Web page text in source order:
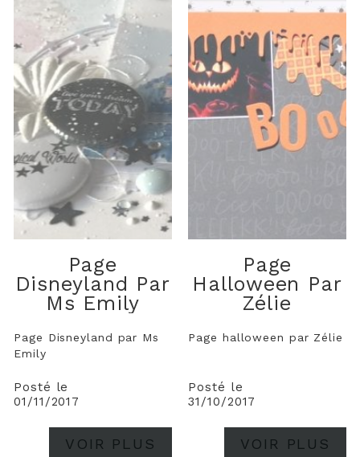
Page
Disneyland Par
Ms Emily
Page Disneyland par Ms
Emily
Posté le
01/11/2017
VOIR PLUS
Page
Halloween Par
Zélie
Page halloween par Zélie
Posté le
31/10/2017
VOIR PLUS